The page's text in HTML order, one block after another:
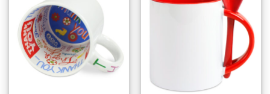
Tilføj til
Tilføj til
ønskeliste